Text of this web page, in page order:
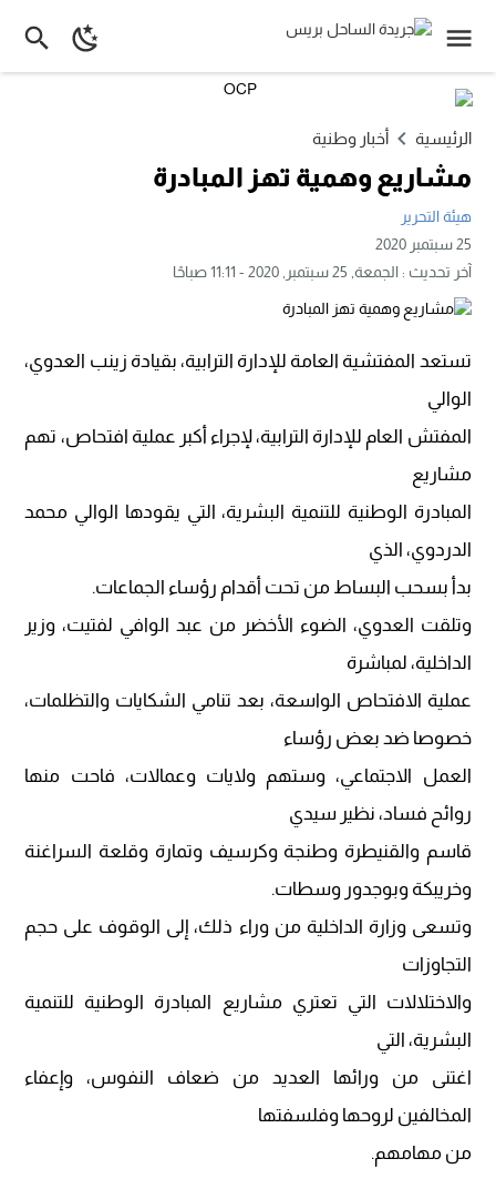
الرئيسية أخبار وطنية
مشاريع وهمية تهز المبادرة
هيئة التحرير
25 سبتمبر 2020
آخر تحديث :الجمعة, 25 سبتمبر, 2020 - 11:11 صباحًا
تستعد المفتشية العامة للإدارة الترابية، بقيادة زينب العدوي،
الوالي
المفتش العام للإدارة الترابية، لإجراء أكبر عملية افتحاص، تهم
مشاريع
المبادرة الوطنية للتنمية البشرية، التي يقودها الوالي محمد
الدردوي، الذي
بدأ بسحب البساط من تحت أقدام رؤساء الجماعات.
وتلقت العدوي، الضوء الأخضر من عبد الوافي لفتيت، وزير
الداخلية، لمباشرة
عملية الافتحاص الواسعة، بعد تنامي الشكايات والتظلمات،
خصوصا ضد بعض رؤساء
العمل الاجتماعي، وستهم ولايات وعمالات، فاحت منها
روائح فساد، نظير سيدي
قاسم والقنيطرة وطنجة وكرسيف وتمارة وقلعة السراغنة
وخريبكة وبوجدور وسطات.
وتسعى وزارة الداخلية من وراء ذلك، إلى الوقوف على حجم
التجاوزات
والاختلالات التي تعتري مشاريع المبادرة الوطنية للتنمية
البشرية، التي
اغتنى من ورائها العديد من ضعاف النفوس، وإعفاء
المخالفين لروحها وفلسفتها
من مهامهم.